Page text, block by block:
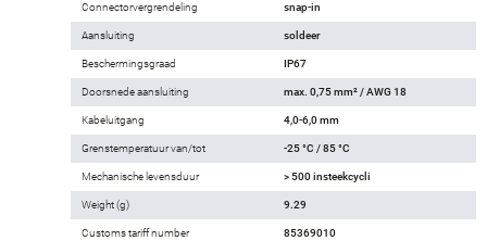
Connectorvergrendeling snap-in
Aansluiting soldeer
Beschermingsgraad IP67
Doorsnede aansluiting max. 0,75 mm² / AWG 18
Kabeluitgang 4,0-6,0 mm
Grenstemperatuur van/tot -25 °C / 85 °C
Mechanische levensduur > 500 insteekcycli
Weight (g) 9.29
Customs tariff number 85369010